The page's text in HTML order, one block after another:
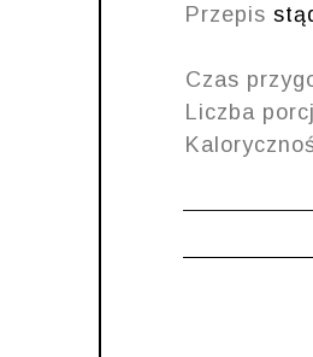
Przepis
Czas
Liczba